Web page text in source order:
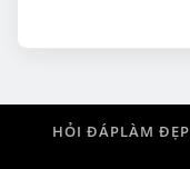
HỎI ĐÁPLÀM ĐẸP